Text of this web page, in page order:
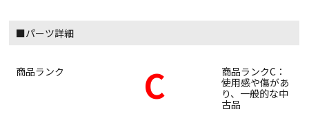
■パーツ詳細
商品ランク C
商品ランクC：
使用感や傷があ
り、一般的な中
古品